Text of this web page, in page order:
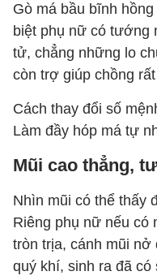
Gò má bầu bĩnh
biệt phụ nữ có tướng
tử, chẳng những lo
còn trợ giúp chồng
Cách thay đổi số
Làm đầy hóp má tự
Mũi cao thẳng,
Nhìn mũi có thể thấy
Riêng phụ nữ nếu có
tròn trịa, cánh mũi
quý khí, sinh ra đã có